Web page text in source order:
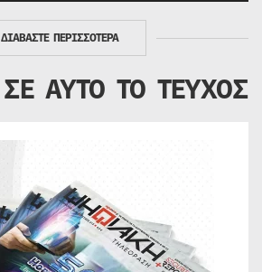
ΔΙΑΒΑΣΤΕ ΠΕΡΙΣΣΟΤΕΡΑ
ΣΕ ΑΥΤΟ ΤΟ ΤΕΥΧΟΣ